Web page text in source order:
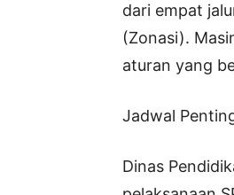
dari empat
(Zonasi).
aturan yang
Jadwal
Dinas